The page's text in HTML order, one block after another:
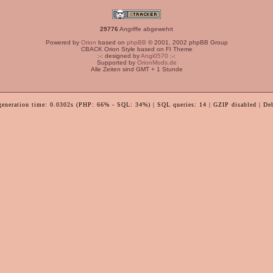
29776 Angriffe abgewehrt
Powered by Orion based on phpBB © 2001, 2002 phpBB Group
CBACK Orion Style based on FI Theme
:-: designed byAngi0570 :-:
Supported by OrionMods.de
Alle Zeiten sind GMT + 1 Stunde
time: 0.0302s (PHP: 66% - SQL: 34%) | SQL queries: 14 | GZIP disabled |